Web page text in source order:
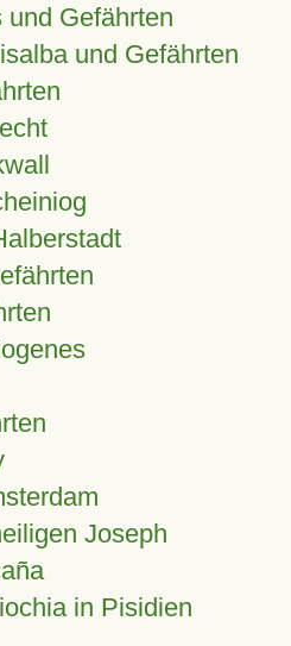
und Gefährten
und Gefährten
Joseph
in Pisidien